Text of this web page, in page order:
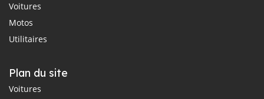
Voitures
Motos
Utilitaires
Plan du site
Voitures